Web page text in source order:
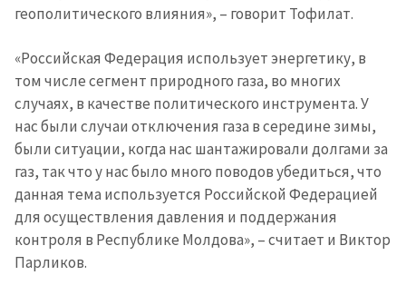
геополитического влияния», – говорит Тофилат.
«Российская Федерация использует энергетику, в
том числе сегмент природного газа, во многих
случаях, в качестве политического инструмента. У
нас были случаи отключения газа в середине зимы,
были ситуации, когда нас шантажировали долгами за
газ, так что у нас было много поводов убедиться, что
данная тема используется Российской Федерацией
для осуществления давления и поддержания
контроля в Республике Молдова», – считает и Виктор
Парликов.